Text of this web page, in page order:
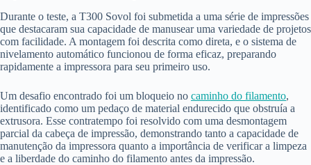
Durante o teste, a T300 Sovol foi submetida a uma série de impressões
que destacaram sua capacidade de manusear uma variedade de projetos
com facilidade. A montagem foi descrita como direta, e o sistema de
nivelamento automático funcionou de forma eficaz, preparando
rapidamente a impressora para seu primeiro uso.
Um desafio encontrado foi um bloqueio no caminho do filamento,
identificado como um pedaço de material endurecido que obstruía a
extrusora. Esse contratempo foi resolvido com uma desmontagem
parcial da cabeça de impressão, demonstrando tanto a capacidade de
manutenção da impressora quanto a importância de verificar a limpeza
e a liberdade do caminho do filamento antes da impressão.